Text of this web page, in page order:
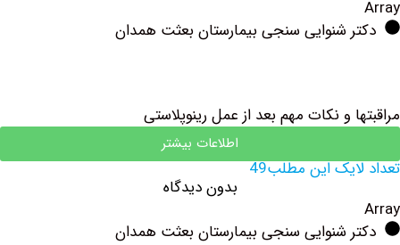
شنوایی سنجی بیمارستان بعثت همدان
و نکات مهم بعد از عمل رینوپلاستی
اطلاعات بیشتر
این مطلب49
بدون دیدگاه
شنوایی سنجی بیمارستان بعثت همدان